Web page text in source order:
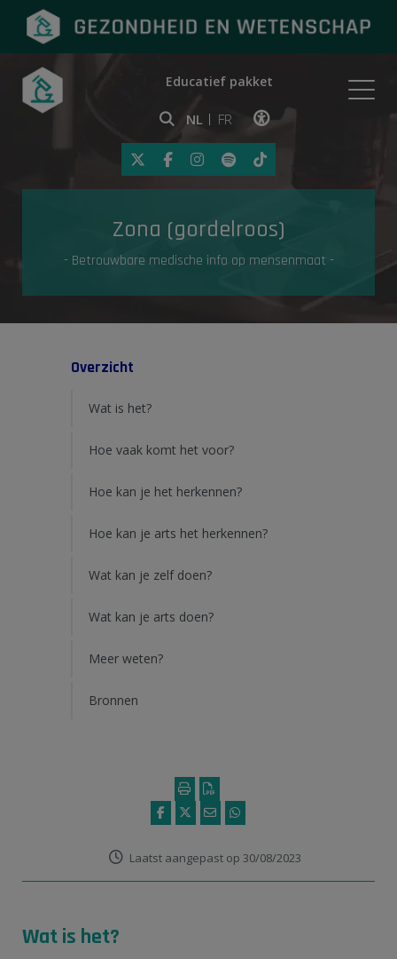
Onderwerpen
Gezondheid in de media
Educatief pakket
NL FR
Klik op deze link om
Zona (gordelroos)
- Betrouwbare medische info op mensenmaat -
Overzicht
Wat is het?
Hoe vaak komt het voor?
Hoe kan je het herkennen?
Hoe kan je arts het herkennen?
Wat kan je zelf doen?
Wat kan je arts doen?
Meer weten?
Bronnen
Laatst aangepast op 30/08/2023
Wat is het?